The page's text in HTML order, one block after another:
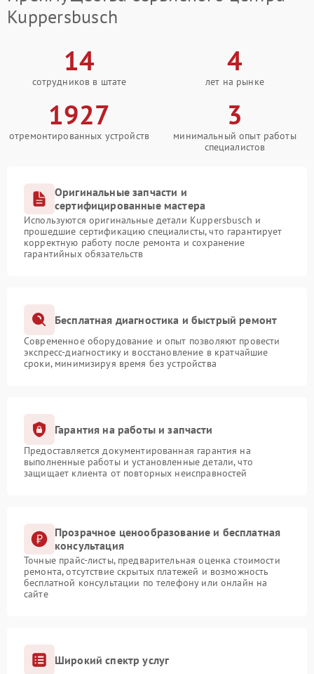
Kuppersbusch
14
сотрудников в штате
4
лет на рынке
1927
отремонтированных устройств
3
минимальный опыт работы
специалистов
Оригинальные запчасти и
сертифицированные мастера
Используются оригинальные детали Kuppersbusch и
прошедшие сертификацию специалисты, что гарантирует
корректную работу после ремонта и сохранение
гарантийных обязательств
Бесплатная диагностика и быстрый ремонт
Современное оборудование и опыт позволяют провести
экспресс-диагностику и восстановление в кратчайшие
сроки, минимизируя время без устройства
Гарантия на работы и запчасти
Предоставляется документированная гарантия на
выполненные работы и установленные детали, что
защищает клиента от повторных неисправностей
Прозрачное ценообразование и бесплатная
консультация
Точные прайс-листы, предварительная оценка стоимости
ремонта, отсутствие скрытых платежей и возможность
бесплатной консультации по телефону или онлайн на
сайте
Широкий спектр услуг